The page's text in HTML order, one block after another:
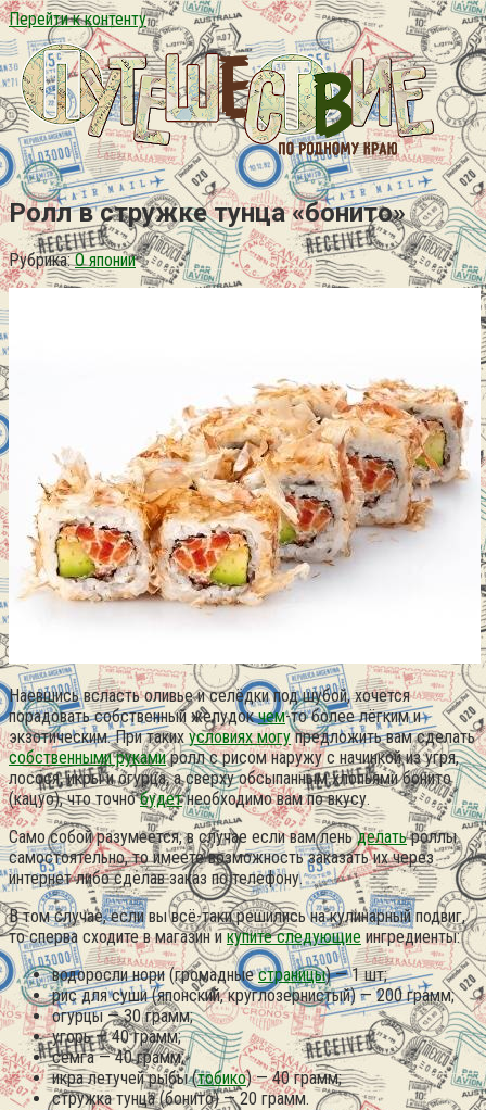
Перейти к контенту
Ролл в стружке тунца «бонито»
Рубрика: О японии
Наевшись всласть оливье и селёдки под шубой, хочется
порадовать собственный желудокчем-то более лёгким и
экзотическим. При таких условиях могупредложить вам сделать
собственными рукамиролл с рисом наружу с начинкой из угря,
лосося, икры и огурца, а сверху обсыпанным хлопьями бонито
(кацуо), что точнобудетнеобходимо вам по вкусу.
Само собой разумеется, в случае если вам леньделатьроллы
самостоятельно, то имеете возможность заказать их через
интернет либо сделав заказ по телефону.
В том случае, если вы всё-таки решились на кулинарный подвиг,
то сперва сходите в магазин икупите следующие ингредиенты:
водоросли нори (громадныестраницы) — 1 шт;
рис для суши (японский, круглозернистый) — 200 грамм;
огурцы — 30 грамм;
угорь — 40 грамм;
семга — 40 грамм;
икра летучей рыбы (тобико) — 40 грамм;
стружка тунца (бонито) — 20 грамм.